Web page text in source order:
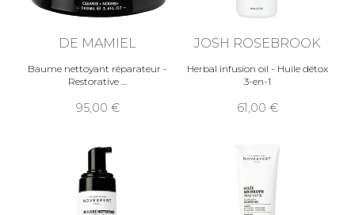
DE MAMIEL
Baume nettoyant réparateur -
Restorative
95,00
JOSH ROSEBROOK
Herbal infusion oil - Huile détox
3-en-1
61,00